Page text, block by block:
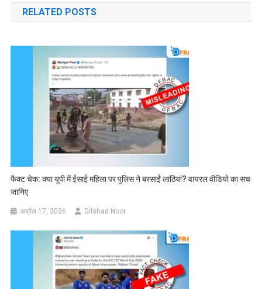
RELATED POSTS
फैक्ट चेक: क्या यूपी में ईसाई महिला पर पुलिस ने बरसाईं लाठियां? वायरल वीडियो का सच
जानिए
अप्रैल 17, 2026 Dilshad Noor